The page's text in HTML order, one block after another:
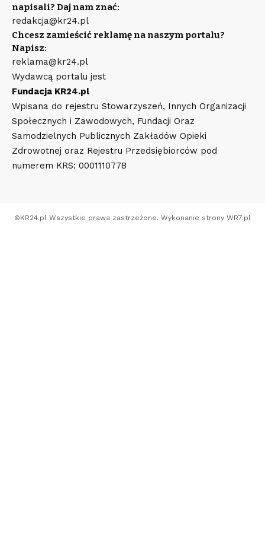
napisali? Daj nam znać:
redakcja@kr24.pl
Chcesz zamieścić reklamę na naszym portalu?
Napisz:
reklama@kr24.pl
Wydawcą portalu jest
Fundacja KR24.pl
Wpisana do rejestru Stowarzyszeń, Innych Organizacji
Społecznych i Zawodowych, Fundacji Oraz
Samodzielnych Publicznych Zakładów Opieki
Zdrowotnej oraz Rejestru Przedsiębiorców pod
numerem KRS: 0001110778
©KR24.pl Wszystkie prawa zastrzeżone. Wykonanie strony WR7.pl